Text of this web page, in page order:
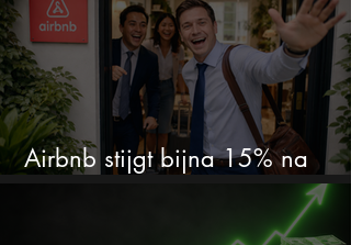
Airbnb stijgt bijna 15% na
cijfers: vooral dit AI-cijfer valt op